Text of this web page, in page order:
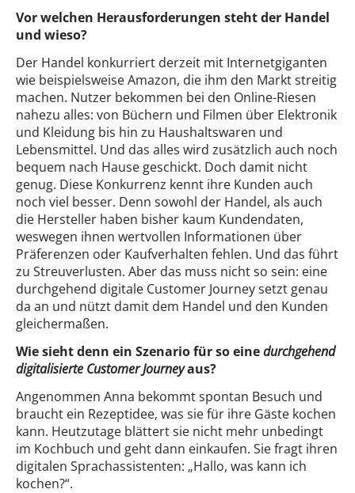
Vor welchen Herausforderungen steht der Handel
und wieso?
Der Handel konkurriert derzeit mit Internetgiganten
wie beispielsweise Amazon, die ihm den Markt streitig
machen. Nutzer bekommen bei den Online-Riesen
nahezu alles: von Büchern und Filmen über Elektronik
und Kleidung bis hin zu Haushaltswaren und
Lebensmittel. Und das alles wird zusätzlich auch noch
bequem nach Hause geschickt. Doch damit nicht
genug. Diese Konkurrenz kennt ihre Kunden auch
noch viel besser. Denn sowohl der Handel, als auch
die Hersteller haben bisher kaum Kundendaten,
weswegen ihnen wertvollen Informationen über
Präferenzen oder Kaufverhalten fehlen. Und das führt
zu Streuverlusten. Aber das muss nicht so sein: eine
durchgehend digitale Customer Journey setzt genau
da an und nützt damit dem Handel und den Kunden
gleichermaßen.
Wie sieht denn ein Szenario für so einedurchgehend
digitalisierte Customer Journeyaus?
Angenommen Anna bekommt spontan Besuch und
braucht ein Rezeptidee, was sie für ihre Gäste kochen
kann. Heutzutage blättert sie nicht mehr unbedingt
im Kochbuch und geht dann einkaufen. Sie fragt ihren
digitalen Sprachassistenten: „Hallo, was kann ich
kochen?“.